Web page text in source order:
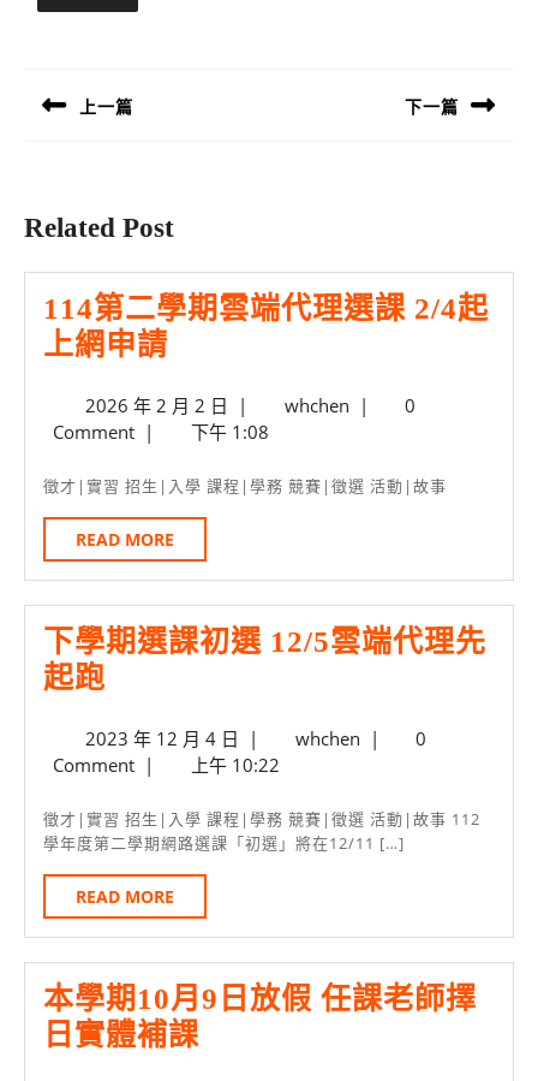
導
上一篇 下一篇
Related Post
114第二學期雲端代理選課 2/4起
上網申請
二
期
雲
端
理
2/4
起
上
網
申
請
2026 年 2 月 2 日 2026
年
月
| whchenwhchen
|
0
Comment | 下午 1:08
徵才|實習 招生|入學 課程|學務 競賽|徵選 活動|故事
READ MORE
MORE
下學期選課初選 12/5雲端代理先
起跑
期
課
初
選
12/5
雲
端
代
2023 年 12 月 4 日 2023
年
月
4
| whchenwhchen
|
0
Comment | 上午 10:22
徵才|實習 招生|入學 課程|學務 競賽|徵選 活動|故事 112
學年度第二學期網路選課「初選」將在12/11 […]
READ MORE
MORE
本學期10月9日放假 任課老師擇
日實體補課